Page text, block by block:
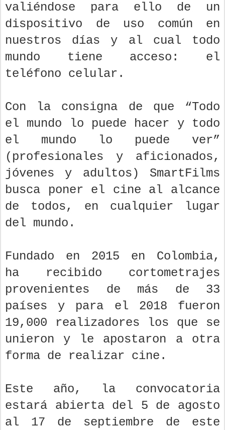
valiéndose para ello de un
dispositivo de uso común en
nuestros días y al cual todo
mundo tiene acceso: el
teléfono celular.
Con la consigna de que “Todo
el mundo lo puede hacer y todo
el mundo lo puede ver”
(profesionales y aficionados,
jóvenes y adultos) SmartFilms
busca poner el cine al alcance
de todos, en cualquier lugar
del mundo.
Fundado en 2015 en Colombia,
ha recibido cortometrajes
provenientes de más de 33
países y para el 2018 fueron
19,000 realizadores los que se
unieron y le apostaron a otra
forma de realizar cine.
Este año, la convocatoria
estará abierta del 5 de agosto
al 17 de septiembre de este